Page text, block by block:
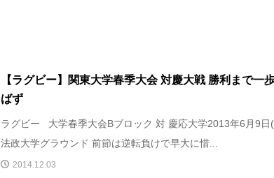
【ラグビー】関東大学春季大会 対慶大戦 勝利まで一
ばず
ラグビー 大学春季大会Bブロック 対 慶応大学2013年6月9日
法政大学グラウンド 前節は逆転負けで早大に惜...
2014.12.03